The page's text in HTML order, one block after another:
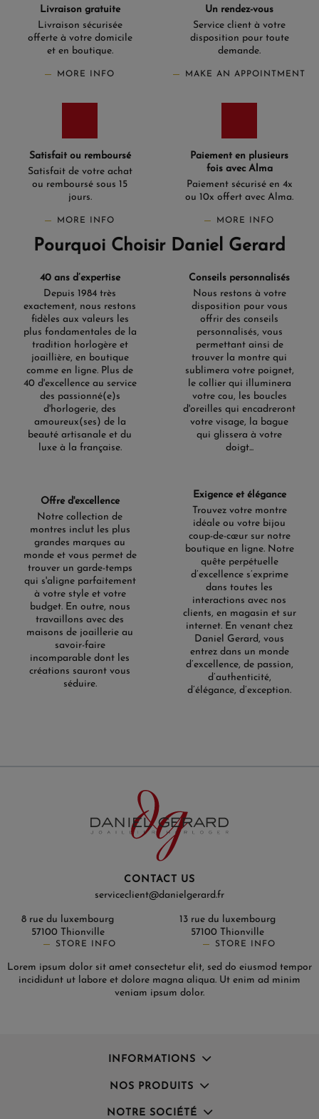
Livraison gratuite
Livraison sécurisée
offerte à votre domicile
et en boutique.
MORE INFO
Un rendez-vous
Service client à votre
disposition pour toute
demande.
MAKE AN APPOINTMENT
Satisfait ou remboursé
Satisfait de votre achat
ou remboursé sous 15
jours.
MORE INFO
Paiement en plusieurs
fois avec Alma
Paiement sécurisé en 4x
ou 10x offert avec Alma.
MORE INFO
Pourquoi Choisir Daniel Gerard
40 ans d’expertise
Depuis 1984 très
exactement, nous restons
fidèles aux valeurs les
plus fondamentales de la
tradition horlogère et
joaillière, en boutique
comme en ligne. Plus de
40 d'excellence au service
des passionné(e)s
d'horlogerie, des
amoureux(ses) de la
beauté artisanale et du
luxe à la française.
Conseils personnalisés
Nous restons à votre
disposition pour vous
offrir des conseils
personnalisés, vous
permettant ainsi de
trouver la montre qui
sublimera votre poignet,
le collier qui illuminera
votre cou, les boucles
d'oreilles qui encadreront
votre visage, la bague
qui glissera à votre
doigt...
Offre d'excellence
Notre collection de
montres inclut les plus
grandes marques au
monde et vous permet de
trouver un garde-temps
qui s'aligne parfaitement
à votre style et votre
budget. En outre, nous
travaillons avec des
maisons de joaillerie au
savoir-faire
incomparable dont les
créations sauront vous
séduire.
Exigence et élégance
Trouvez votre montre
idéale ou votre bijou
coup-de-cœur sur notre
boutique en ligne. Notre
quête perpétuelle
d’excellence s’exprime
dans toutes les
interactions avec nos
clients, en magasin et sur
internet. En venant chez
Daniel Gerard, vous
entrez dans un monde
d’excellence, de passion,
d’authenticité,
d’élégance, d’exception.
CONTACT US
serviceclient@danielgerard.fr
8 rue du luxembourg
57100 Thionville
STORE INFO
13 rue du luxembourg
57100 Thionville
STORE INFO
Lorem ipsum dolor sit amet consectetur elit, sed do eiusmod tempor
incididunt ut labore et dolore magna aliqua. Ut enim ad minim
veniam ipsum dolor.
INFORMATIONS
NOS PRODUITS
NOTRE SOCIÉTÉ